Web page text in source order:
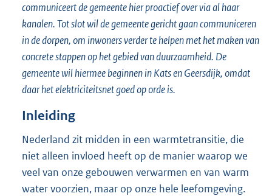
communiceert de gemeente hier proactief over via al haar
kanalen. Tot slot wil de gemeente gericht gaan communiceren
in de dorpen, om inwoners verder te helpen met het maken van
concrete stappen op het gebied van duurzaamheid. De
gemeente wil hiermee beginnen in Kats en Geersdijk, omdat
daar het elektriciteitsnet goed op orde is.
Inleiding
Nederland zit midden in een warmtetransitie, die
niet alleen invloed heeft op de manier waarop we
veel van onze gebouwen verwarmen en van warm
water voorzien, maar op onze hele leefomgeving.